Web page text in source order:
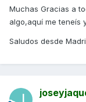
Muchas Gracias a
algo,aquí me teneís
Saludos desde